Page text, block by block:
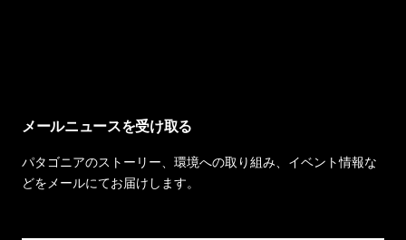
メールニュースを受け取る
パタゴニアのストーリー、環境への取り組み、イベント情報な
どをメールにてお届けします。